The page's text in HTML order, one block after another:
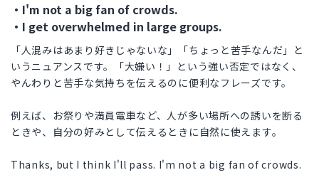
・I'm not a big fan of crowds.
・I get overwhelmed in large groups.
「人混みはあまり好きじゃないな」「ちょっと苦手なんだ」と
いうニュアンスです。「大嫌い！」という強い否定ではなく、
やんわりと苦手な気持ちを伝えるのに便利なフレーズです。
例えば、お祭りや満員電車など、人が多い場所への誘いを断る
ときや、自分の好みとして伝えるときに自然に使えます。
Thanks, but I think I'll pass. I'm not a big fan of crowds.